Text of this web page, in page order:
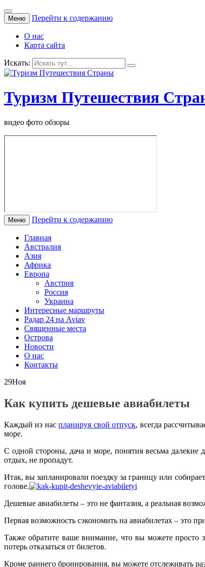
Меню Перейти к содержанию
О нас
Карта сайта
Искать:
Туризм Путешествия
видео фото обзоры
Меню Перейти к содержанию
Главная
Австралия
Азия
Африка
Европа
Австрия
Россия
Украина
Интересные маршруты
Радар 24 на Aviav
Священные места
Острова
Новости
О нас
Контакты
29Ноя
Как купить дешевые авиабилеты
Каждый из наспланируя свой отпуск, всегда
море.
С одной стороны, дача и море, понятия весьма далекие
отдых, не пропадут.
Итак, вы запланировали поездку за границу или
голове.
Дешевые авиабилеты – это не фантазия, а реальная
Первая возможность сэкономить на авиабилетах – это
Также обратите ваше внимание, что вы можете просто
потерь отказаться от билетов.
Кроме раннего бронирования, вы можете отслеживать